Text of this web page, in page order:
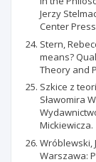
Jerzy
Center
Stern,
means?
Theory and
Szkice z
Sławomira
Mickiewicza.
Wróblewski,
Warszawa: